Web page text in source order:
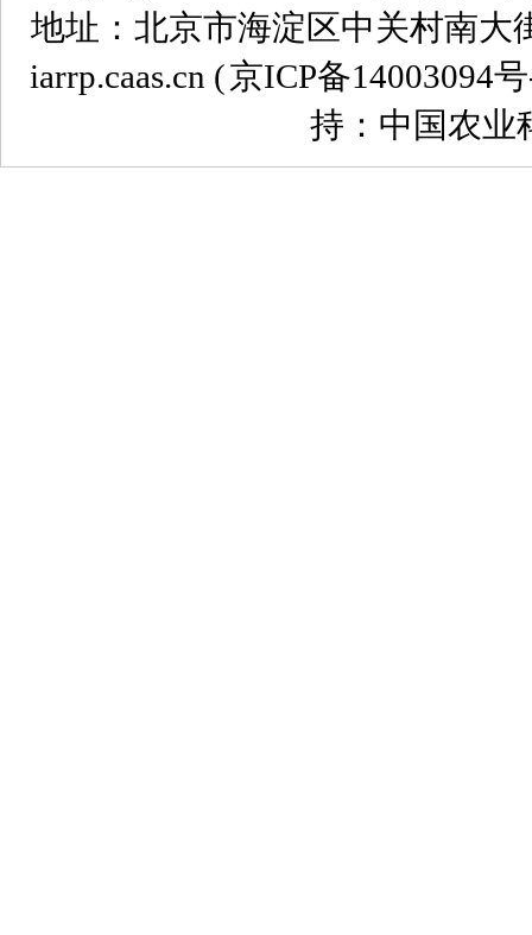
地址：北京市海淀区中关村南大
iarrp.caas.cn (京ICP备14003094
持：中国农